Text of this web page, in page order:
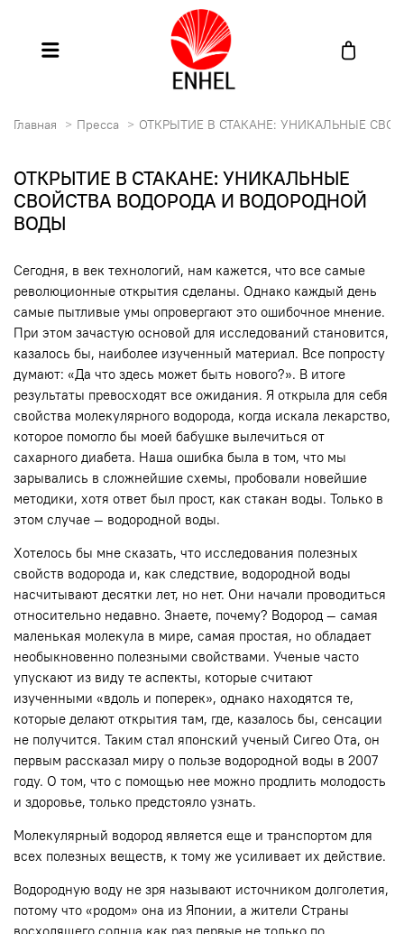
Главная Пресса ОТКРЫТИЕ В СТАКАНЕ: УНИКАЛЬНЫЕ
ОТКРЫТИЕ В СТАКАНЕ: УНИКАЛЬНЫЕ
СВОЙСТВА ВОДОРОДА И ВОДОРОДНОЙ
ВОДЫ
Сегодня, в век технологий, нам кажется, что все самые
революционные открытия сделаны. Однако каждый день
самые пытливые умы опровергают это ошибочное мнение.
При этом зачастую основой для исследований становится,
казалось бы, наиболее изученный материал. Все попросту
думают: «Да что здесь может быть нового?». В итоге
результаты превосходят все ожидания. Я открыла для себя
свойства молекулярного водорода, когда искала лекарство,
которое помогло бы моей бабушке вылечиться от
сахарного диабета. Наша ошибка была в том, что мы
зарывались в сложнейшие схемы, пробовали новейшие
методики, хотя ответ был прост, как стакан воды. Только в
этом случае — водородной воды.
Хотелось бы мне сказать, что исследования полезных
свойств водорода и, как следствие, водородной воды
насчитывают десятки лет, но нет. Они начали проводиться
относительно недавно. Знаете, почему? Водород — самая
маленькая молекула в мире, самая простая, но обладает
необыкновенно полезными свойствами. Ученые часто
упускают из виду те аспекты, которые считают
изученными «вдоль и поперек», однако находятся те,
которые делают открытия там, где, казалось бы, сенсации
не получится. Таким стал японский ученый Сигео Ота, он
первым рассказал миру о пользе водородной воды в 2007
году. О том, что с помощью нее можно продлить молодость
и здоровье, только предстояло узнать.
Молекулярный водород является еще и транспортом для
всех полезных веществ, к тому же усиливает их действие.
Водородную воду не зря называют источником долголетия,
потому что «родом» она из Японии, а жители Страны